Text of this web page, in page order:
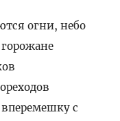
огни, небо
горожане
с